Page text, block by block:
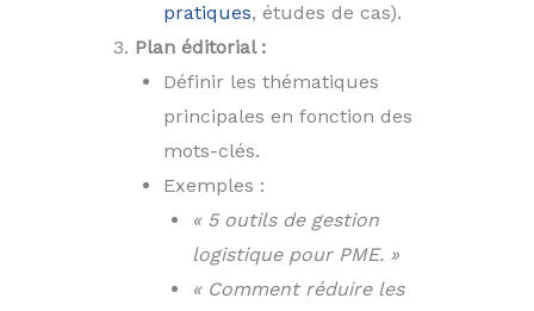
pratiques, études de cas).
Plan éditorial :
Définir les thématiques
principales en fonction des
mots-clés.
Exemples :
« 5 outils de gestion
logistique pour PME. »
« Comment réduire les